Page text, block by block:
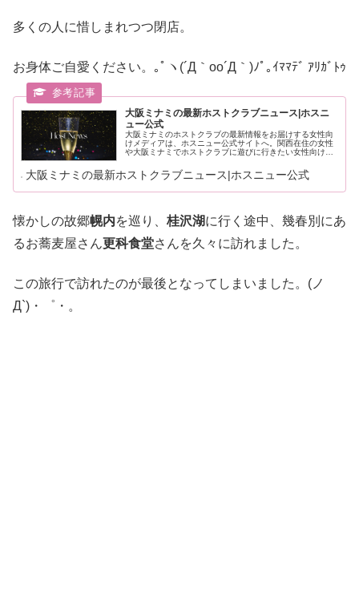
多くの人に惜しまれつつ閉店。
お身体ご自愛ください。｡ﾟヽ(´Д｀oo´Д｀)ﾉﾟ｡ｲﾏﾏﾃﾞ ｱﾘｶﾞﾄｩ
大阪ミナミの最新ホストクラブニュース|ホスニ
ュー公式
大阪ミナミのホストクラブの最新情報をお届けする女性向
けメディアは、ホスニュー公式サイトへ。関西在住の女性
や大阪ミナミでホストクラブに遊びに行きたい女性向けの
に飲みに行こう。
大阪ミナミの最新ホストクラブニュース|ホスニュー公式
懐かしの故郷幌内を巡り、 桂沢湖に行く途中、幾春別にあ
るお蕎麦屋さん更科食堂さんを久々に訪れました。
この旅行で訪れたのが最後となってしまいました。(ノ
Д`)・゜・。